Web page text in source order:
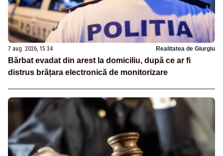
7 aug. 2026, 15:34 Realitatea de Giurgiu
Bărbat evadat din arest la domiciliu, după ce ar fi
distrus brățara electronică de monitorizare